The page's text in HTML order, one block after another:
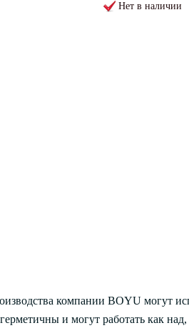
Нет в наличии
компании BOYU могут
и могут работать как